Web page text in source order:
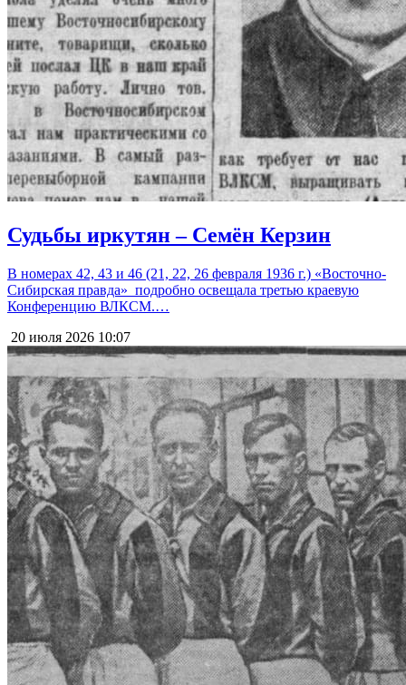
Судьбы иркутян – Семён Керзин
В номерах 42, 43 и 46 (21, 22, 26 февраля 1936 г.) «Восточно-
Сибирская правда» подробно освещала третью краевую
Конференцию ВЛКСМ.…
20 июля 2026 10:07